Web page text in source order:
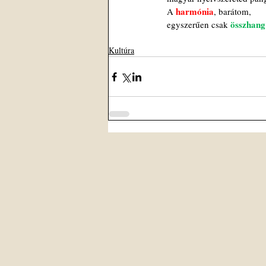
A harmónia, barátom,
egyszerűen csak összhang
Kultúra